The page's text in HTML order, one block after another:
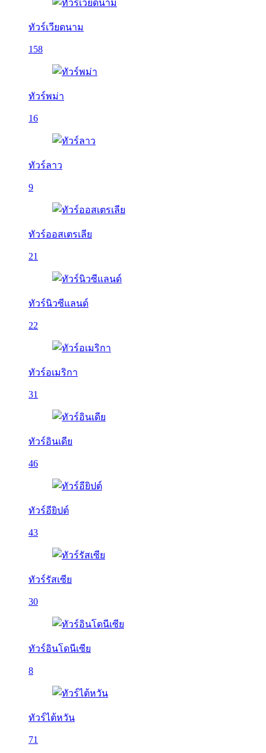
ทัวร์เวียดนาม
158
ทัวร์พม่า
16
ทัวร์ลาว
9
ทัวร์ออสเตรเลีย
21
ทัวร์นิวซีแลนด์
22
ทัวร์อเมริกา
31
ทัวร์อินเดีย
46
ทัวร์อียิปต์
43
ทัวร์รัสเซีย
30
ทัวร์อินโดนีเซีย
8
ทัวร์ไต้หวัน
71